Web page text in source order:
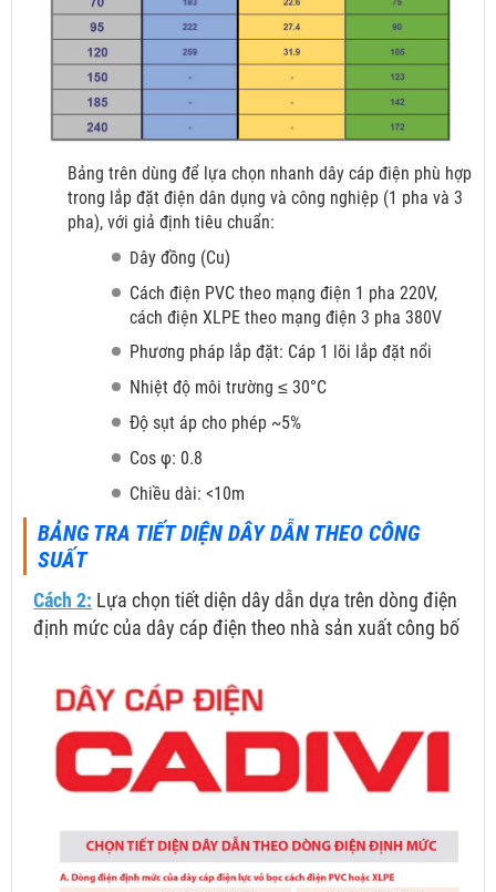
Bảng trên dùng để lựa chọn nhanh dây cáp điện phù hợp
trong lắp đặt điện dân dụng và công nghiệp (1 pha và 3
pha), với giả định tiêu chuẩn:
Dây đồng (Cu)
Cách điện PVC theo mạng điện 1 pha 220V,
cách điện XLPE theo mạng điện 3 pha 380V
Phương pháp lắp đặt: Cáp 1 lõi lắp đặt nổi
Nhiệt độ môi trường ≤ 30°C
Độ sụt áp cho phép ~5%
Cos φ: 0.8
Chiều dài: <10m
BẢNG TRA TIẾT DIỆN DÂY DẪN THEO CÔNG
SUẤT
Cách 2: Lựa chọn tiết diện dây dẫn dựa trên dòng điện
định mức của dây cáp điện theo nhà sản xuất công bố